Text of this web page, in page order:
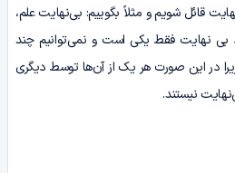
قائل شویم و مثلاً بگوییم: بی‌نهایت علم،
بی نهایت فقط یکی است و نمی‌توانیم چند
در این صورت هر یک از آن‌ها توسط دیگری
نیستند.